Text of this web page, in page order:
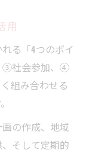
用
る「4つのポイ
③社会参加、④
組み合わせる
の作成、地域
そして定期的